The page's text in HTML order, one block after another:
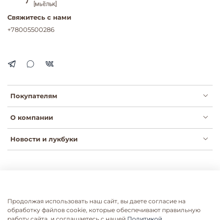
Покупателям
О компании
Новости и лукбуки
Свяжитесь с нами
+78005500286
Согласие на рассылки
Согласие на обработку ПДН
Продолжая использовать наш сайт, вы даете согласие на
обработку файлов cookie, которые обеспечивают правильную